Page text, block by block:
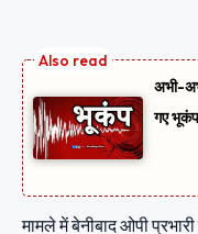
अभी-
गए
मामले में बेनीबाद ओपी